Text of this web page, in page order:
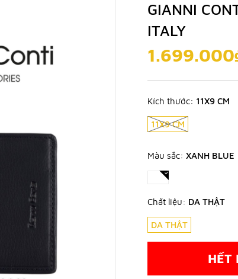
GIANNI
ITALY
Kích thước: 11X9 CM
11X9 CM
Màu sắc: XANH BLUE
Chất liệu: DA THẬT
DA THẬT
HẾT